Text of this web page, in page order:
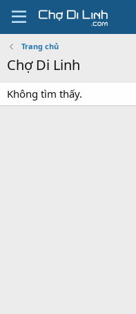
Trang chủ
Chợ Di Linh
Không tìm thấy.